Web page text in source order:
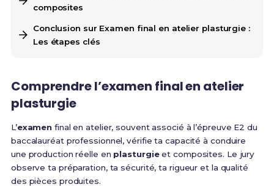
composites
Conclusion sur Examen final en atelier plasturgie :
Les étapes clés
Comprendre l’examen final en atelier
plasturgie
L’examen final en atelier, souvent associé à l’épreuve E2 du
baccalauréat professionnel, vérifie ta capacité à conduire
une production réelle en plasturgieet composites. Le jury
observe ta préparation, ta sécurité, ta rigueur et la qualité
des pièces produites.